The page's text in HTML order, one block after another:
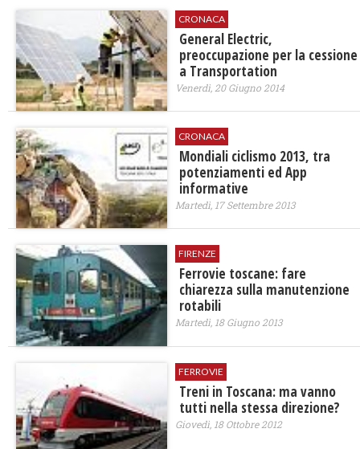
CRONACA
General Electric,
preoccupazione per la cessione
a Transportation
Venerdì, 20 Giugno 2014
CRONACA
Mondiali ciclismo 2013, tra
potenziamenti ed App
informative
Martedì, 17 Settembre 2013
FIRENZE
Ferrovie toscane: fare
chiarezza sulla manutenzione
rotabili
Martedì, 18 Giugno 2013
FERROVIE
Treni in Toscana: ma vanno
tutti nella stessa direzione?
Giovedì, 18 Ottobre 2012